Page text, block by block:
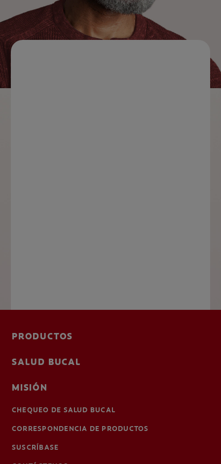
PRODUCTOS
SALUD BUCAL
MISIÓN
CHEQUEO DE SALUD BUCAL
CORRESPONDENCIA DE PRODUCTOS
SUSCRÍBASE